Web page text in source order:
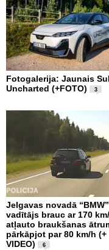
Fotogalerija: Jaunais
Uncharted (+FOTO)
3
Jelgavas novadā “BMW”
vadītājs brauc ar 170
atļauto braukšanas
pārkāpjot par 80 km/h (+
VIDEO)
6